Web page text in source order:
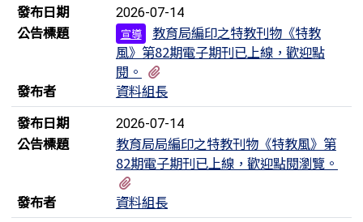
發布日期
2026-07-14
公告標題 宣導
教育局編印之特教刊物《特教
風》第82期電子期刊已上線，歡迎點
閱。
發布者
資料組長
發布日期
2026-07-14
公告標題
教育局局編印之特教刊物《特教風》第
82期電子期刊已上線，歡迎點閱瀏覽。
發布者
資料組長